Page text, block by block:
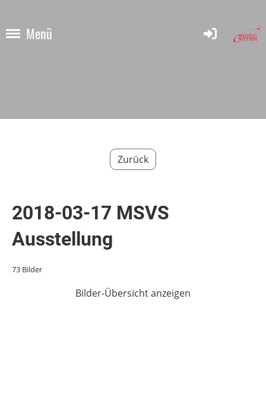
Menü
Zurück
2018-03-17 MSVS
Ausstellung
73 Bilder
Bilder-Übersicht anzeigen